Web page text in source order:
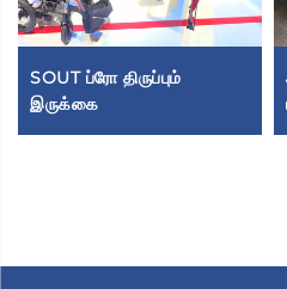
SOUT ப்ரோ திருப்பும்
இருக்கை